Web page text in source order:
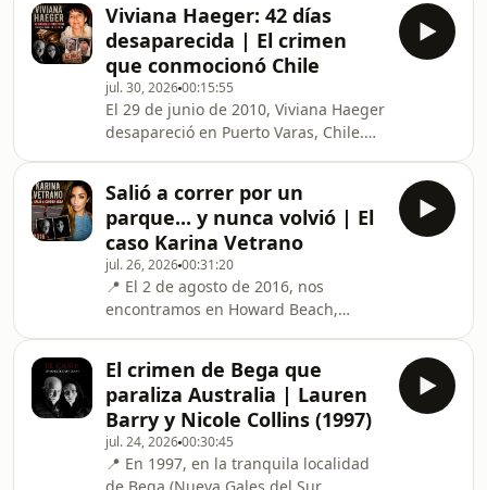
regreso a casa por las calles de Delhi,
India.Nunca llegó.Lo que en un
principio pareció un accidente
terminó convirtiéndose en uno de los
casos criminales más impactantes de
la India. La investigación tardó años
en reconstruir lo ocurrido aquella
madrugada y descubri
Viviana Haeger: 42 días
desaparecida | El crimen
que conmocionó Chile
jul. 30, 202600:15:55
El 29 de junio de 2010, Viviana Haeger
desapareció en Puerto Varas, Chile.
descanso.El 10 de agosto, la verdad
dejó al país sin palabras: su cuerpo
apareció en el entretecho de su
propia vivienda, un lugar que había
sido registrado en numerosas
ocasiones.¿Cómo pudo permanecer
allí durante tanto tiempo? ¿Qué
ocurrió realmente en aq
Salió a correr por un
parque... y nunca volvió | El
caso Karina Vetrano
jul. 26, 202600:31:20
📍 El 2 de agosto de 2016, nos
encontramos en Howard Beach,
el deporte, sale a correr por el parque
Spring Creek como hacía
habitualmente. Sin embargo, esa
tarde no regresa a casa.Horas
después comienza una búsqueda
El crimen de Bega que
paraliza Australia | Lauren
Barry y Nicole Collins (1997)
jul. 24, 202600:30:45
📍 En 1997, en la tranquila localidad